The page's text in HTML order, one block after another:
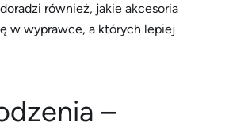
również, jakie akcesoria
w wyprawce, a których lepiej
–